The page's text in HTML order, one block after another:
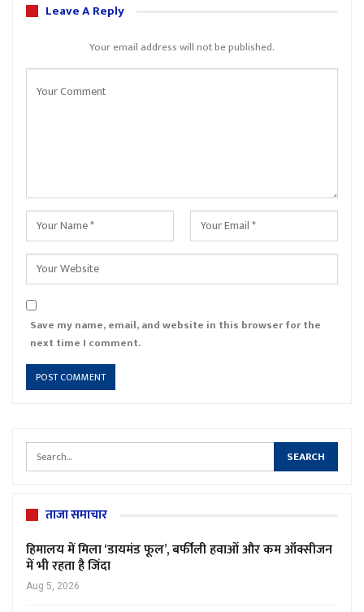
Leave A Reply
Your email address will not be published.
Save my name, email, and website in this browser for the
next time I comment.
ताजा समाचार
हिमालय में मिला ‘डायमंड फूल’, बर्फीली हवाओं और कम ऑक्सीजन
में भी रहता है जिंदा
Aug 5, 2026